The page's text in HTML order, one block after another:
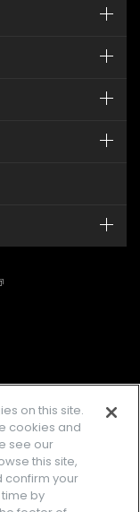
twitter
on this site.
cookies and
see our
this site,
confirm your
by